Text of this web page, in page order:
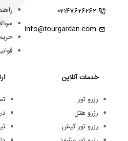
02147626262
info@tourgardan.com
خدمات آنلاین
رزرو تور
رزرو هتل
رزرو تور کیش